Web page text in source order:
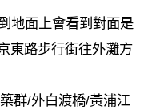
地面上會看到對面是
東路步行街往外灘方
群/外白渡橋/黃浦江